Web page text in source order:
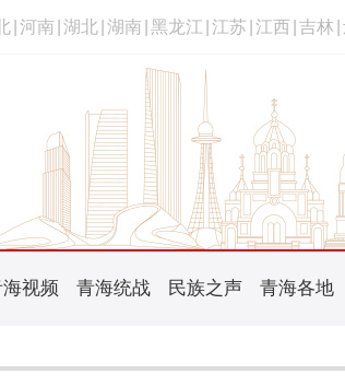
河南 湖北 湖南 黑龙江 江苏 江西 吉林
视频 青海统战 民族之声 青海各地